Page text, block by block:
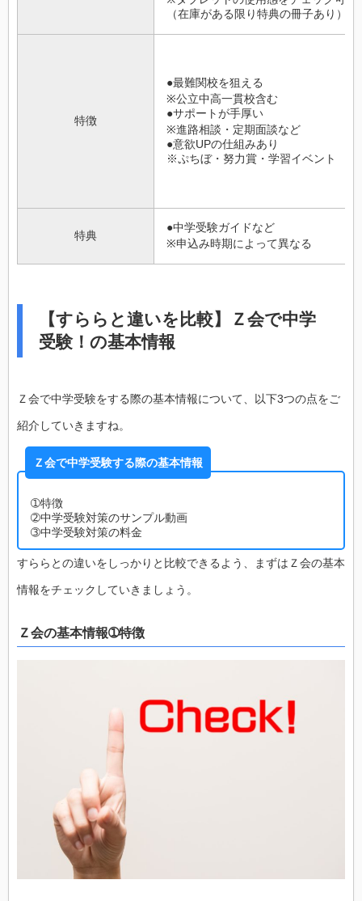
（在庫がある限り特典の冊子あり）
特徴
●最難関校を狙える
※公立中高一貫校含む
●サポートが手厚い
※進路相談・定期面談など
●意欲UPの仕組みあり
※ぷちぼ・努力賞・学習イベント
特典
●中学受験ガイドなど
※申込み時期によって異なる
【すららと違いを比較】Ｚ会で中学
受験！の基本情報
Ｚ会で中学受験をする際の基本情報について、以下3つの点をご
紹介していきますね。
Ｚ会で中学受験する際の基本情報
➀特徴
➁中学受験対策のサンプル動画
➂中学受験対策の料金
すららとの違いをしっかりと比較できるよう、まずはＺ会の基本
情報をチェックしていきましょう。
Ｚ会の基本情報➀特徴